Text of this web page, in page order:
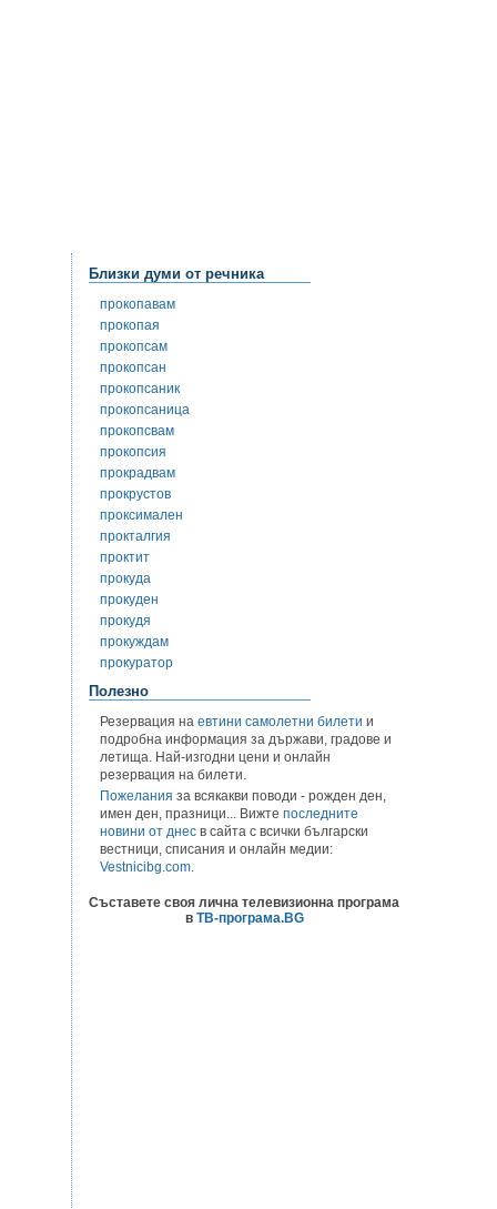
Близки думи от речника
прокопавам
прокопая
прокопсам
прокопсан
прокопсаник
прокопсаница
прокопсвам
прокопсия
прокрадвам
прокрустов
проксимален
прокталгия
проктит
прокуда
прокуден
прокудя
прокуждам
прокуратор
Полезно
Резервация на евтини самолетни билети и
подробна информация за държави, градове и
летища. Най-изгодни цени и онлайн
резервация на билети.
Пожелания за всякакви поводи - рожден ден,
имен ден, празници... Вижте последните
новини от днес в сайта с всички български
вестници, списания и онлайн медии:
Vestnicibg.com.
Съставете своя лична телевизионна програма
в ТВ-програма.BG